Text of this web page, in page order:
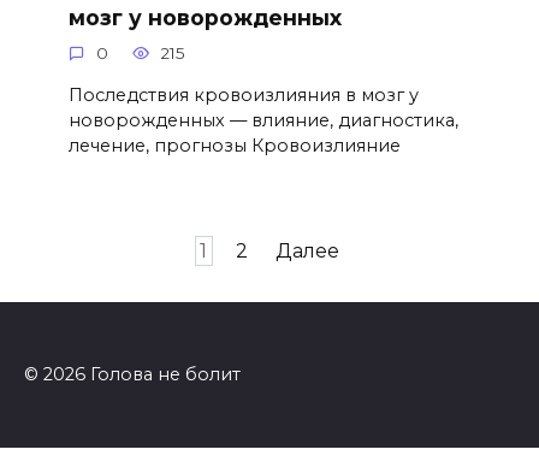
мозг у новорожденных
0 215
Последствия кровоизлияния в мозг у
новорожденных — влияние, диагностика,
лечение, прогнозы Кровоизлияние
1 2 Далее
© 2026 Голова не болит